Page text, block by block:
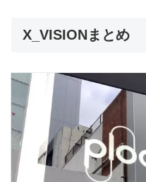
X_VISIONまとめ